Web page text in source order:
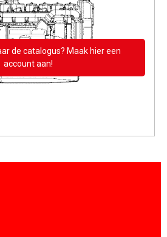
de catalogus? Maak hier een
account aan!